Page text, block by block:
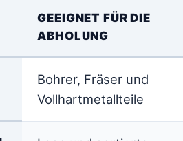
GEEIGNET FÜR DIE
ABHOLUNG
Bohrer, Fräser und
Vollhartmetallteile